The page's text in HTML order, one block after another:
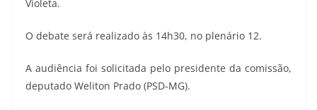
Violeta.
O debate será realizado às 14h30, no plenário 12.
A audiência foi solicitada pelo presidente da comissão,
deputado Weliton Prado (PSD-MG).